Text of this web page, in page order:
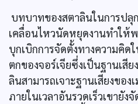
บทบาทของสตาลินในการปลุ
เคลื่อนไหวนัดหยุดงานทำให้พ
บุกเบิกการจัดตั้งทางความคิ
ตกของจอร์เจียซึ่งเป็นฐานเสี
ลินสามารถเจาะฐานเสียงของ
ภายในเวลาอันรวดเร็วเขายั